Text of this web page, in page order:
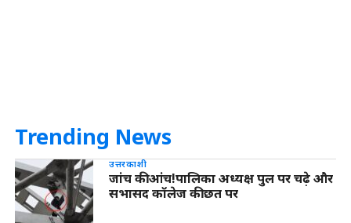
Trending News
उत्तरकाशी
जांच की आंच!पालिका अध्यक्ष पुल पर चढ़े और
सभासद कॉलेज की छत पर